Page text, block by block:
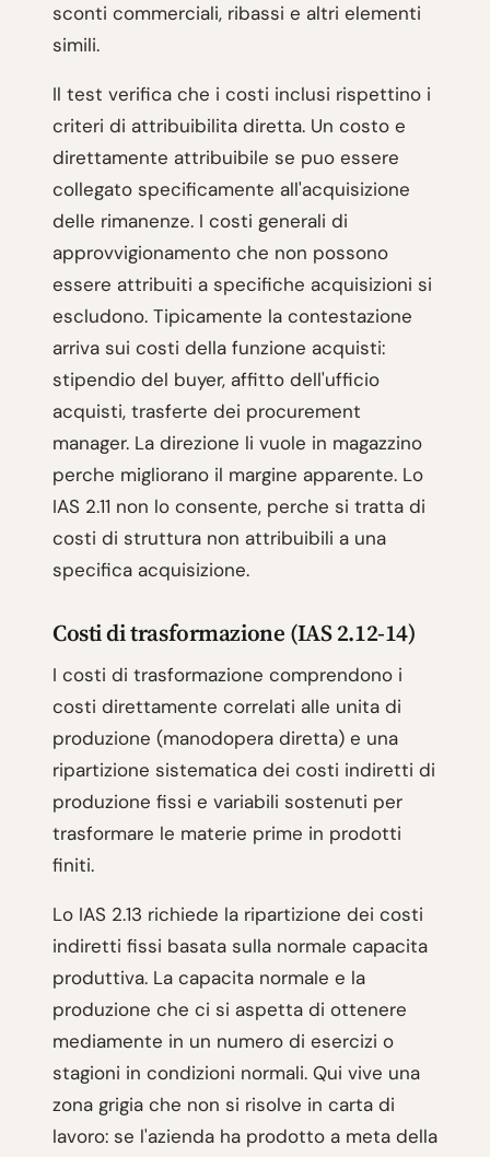
sconti commerciali, ribassi e altri elementi
simili.
Il test verifica che i costi inclusi rispettino i
criteri di attribuibilita diretta. Un costo e
direttamente attribuibile se puo essere
collegato specificamente all'acquisizione
delle rimanenze. I costi generali di
approvvigionamento che non possono
essere attribuiti a specifiche acquisizioni si
escludono. Tipicamente la contestazione
arriva sui costi della funzione acquisti:
stipendio del buyer, affitto dell'ufficio
acquisti, trasferte dei procurement
manager. La direzione li vuole in magazzino
perche migliorano il margine apparente. Lo
IAS 2.11 non lo consente, perche si tratta di
costi di struttura non attribuibili a una
specifica acquisizione.
Costi di trasformazione (IAS 2.12-14)
I costi di trasformazione comprendono i
costi direttamente correlati alle unita di
produzione (manodopera diretta) e una
ripartizione sistematica dei costi indiretti di
produzione fissi e variabili sostenuti per
trasformare le materie prime in prodotti
finiti.
Lo IAS 2.13 richiede la ripartizione dei costi
indiretti fissi basata sulla normale capacita
produttiva. La capacita normale e la
produzione che ci si aspetta di ottenere
mediamente in un numero di esercizi o
stagioni in condizioni normali. Qui vive una
zona grigia che non si risolve in carta di
lavoro: se l'azienda ha prodotto a meta della